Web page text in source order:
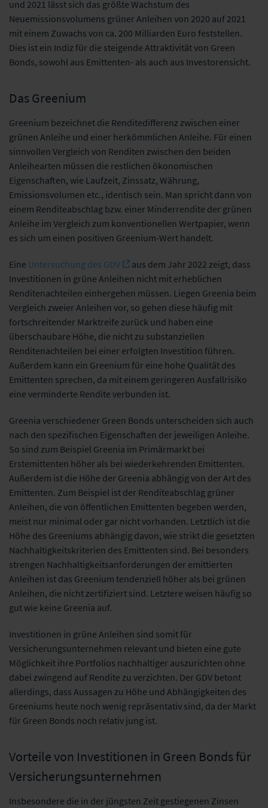
und 2021 lässt sich das größte Wachstum des
Neuemissionsvolumens grüner Anleihen von 2020 auf 2021
mit einem Zuwachs von ca. 200 Milliarden Euro feststellen.
Dies ist ein Indiz für die steigende Attraktivität von Green
Bonds, sowohl aus Emittenten- als auch aus Investorensicht.
Das Greenium
Greenium bezeichnet die Renditedifferenz zwischen einer
grünen Anleihe und einer herkömmlichen Anleihe. Für einen
sinnvollen Vergleich von Renditen zwischen den beiden
Anleihearten müssen die restlichen ökonomischen
Eigenschaften, wie Laufzeit, Zinssatz, Währung,
Emissionsvolumen etc., identisch sein. Man spricht dann von
einem Renditeabschlag bzw. einer Minderrendite der grünen
Anleihe im Vergleich zum konventionellen Wertpapier, wenn
es sich um einen positiven Greenium-Wert handelt.
Eine Untersuchung des GDV
aus dem Jahr 2022 zeigt, dass
Investitionen in grüne Anleihen nicht mit erheblichen
Renditenachteilen einhergehen müssen. Liegen Greenia beim
Vergleich zweier Anleihen vor, so gehen diese häufig mit
fortschreitender Marktreife zurück und haben eine
überschaubare Höhe, die nicht zu substanziellen
Renditenachteilen bei einer erfolgten Investition führen.
Außerdem kann ein Greenium für eine hohe Qualität des
Emittenten sprechen, da mit einem geringeren Ausfallrisiko
eine verminderte Rendite verbunden ist.
Greenia verschiedener Green Bonds unterscheiden sich auch
nach den spezifischen Eigenschaften der jeweiligen Anleihe.
So sind zum Beispiel Greenia im Primärmarkt bei
Erstemittenten höher als bei wiederkehrenden Emittenten.
Außerdem ist die Höhe der Greenia abhängig von der Art des
Emittenten. Zum Beispiel ist der Renditeabschlag grüner
Anleihen, die von öffentlichen Emittenten begeben werden,
meist nur minimal oder gar nicht vorhanden. Letztlich ist die
Höhe des Greeniums abhängig davon, wie strikt die gesetzten
Nachhaltigkeitskriterien des Emittenten sind. Bei besonders
strengen Nachhaltigkeitsanforderungen der emittierten
Anleihen ist das Greenium tendenziell höher als bei grünen
Anleihen, die nicht zertifiziert sind. Letztere weisen häufig so
gut wie keine Greenia auf.
Investitionen in grüne Anleihen sind somit für
Versicherungsunternehmen relevant und bieten eine gute
Möglichkeit ihre Portfolios nachhaltiger auszurichten ohne
dabei zwingend auf Rendite zu verzichten. Der GDV betont
allerdings, dass Aussagen zu Höhe und Abhängigkeiten des
Greeniums heute noch wenig repräsentativ sind, da der Markt
für Green Bonds noch relativ jung ist.
Vorteile von Investitionen in Green Bonds für
Versicherungsunternehmen
Insbesondere die in der jüngsten Zeit gestiegenen Zinsen